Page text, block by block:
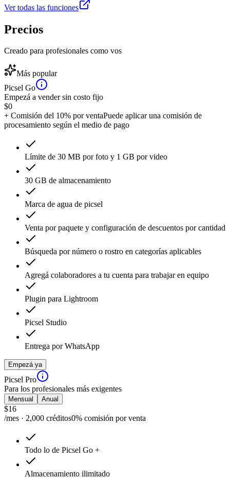
Ver todas las funciones
Precios
Creado para profesionales como vos
Más popular
Picsel Go
Empezá a vender sin costo fijo
$0
+ Comisión del 10% por ventaPuede aplicar una comisión de
procesamiento según el medio de pago
Límite de 30 MB por foto y 1 GB por video
30 GB de almacenamiento
Marca de agua de picsel
Venta por paquete y configuración de descuentos por cantidad
Búsqueda por número o rostro en categorías aplicables
Agregá colaboradores a tu cuenta para trabajar en equipo
Plugin para Lightroom
Picsel Studio
Entrega por WhatsApp
Empezá ya
Picsel Pro
Para los profesionales más exigentes
Mensual Anual
$16
/mes · 2,000 créditos0% comisión por venta
Todo lo de Picsel Go +
Almacenamiento ilimitado